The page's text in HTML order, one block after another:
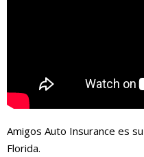
Amigos Auto Insurance es
Florida.